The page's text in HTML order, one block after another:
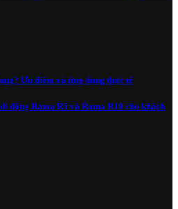
Ưu điểm và ứng dụng thực tế
động Rama R5 và Rama R10 cho khách